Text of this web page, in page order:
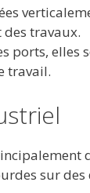
des travaux.
ports, elles
travail.
sur des